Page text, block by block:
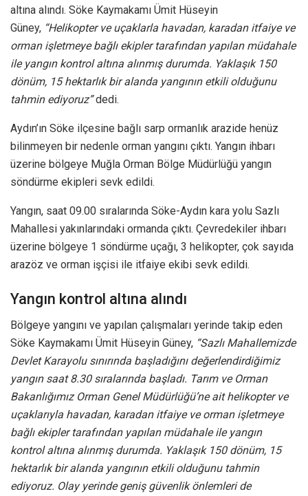
altına alındı. Söke Kaymakamı Ümit Hüseyin
Güney, “Helikopter ve uçaklarla havadan, karadan itfaiye ve
orman işletmeye bağlı ekipler tarafından yapılan müdahale
ile yangın kontrol altına alınmış durumda. Yaklaşık 150
dönüm, 15 hektarlık bir alanda yangının etkili olduğunu
tahmin ediyoruz”dedi.
Aydın’ın Söke ilçesine bağlı sarp ormanlık arazide henüz
bilinmeyen bir nedenle orman yangını çıktı. Yangın ihbarı
üzerine bölgeye Muğla Orman Bölge Müdürlüğü yangın
söndürme ekipleri sevk edildi.
Yangın, saat 09.00 sıralarında Söke-Aydın kara yolu Sazlı
Mahallesi yakınlarındaki ormanda çıktı. Çevredekiler ihbarı
üzerine bölgeye 1 söndürme uçağı, 3 helikopter, çok sayıda
arazöz ve orman işçisi ile itfaiye ekibi sevk edildi.
Yangın kontrol altına alındı
Bölgeye yangını ve yapılan çalışmaları yerinde takip eden
Söke Kaymakamı Ümit Hüseyin Güney, “Sazlı Mahallemizde
Devlet Karayolu sınırında başladığını değerlendirdiğimiz
yangın saat 8.30 sıralarında başladı. Tarım ve Orman
Bakanlığımız Orman Genel Müdürlüğü’ne ait helikopter ve
uçaklarıyla havadan, karadan itfaiye ve orman işletmeye
bağlı ekipler tarafından yapılan müdahale ile yangın
kontrol altına alınmış durumda. Yaklaşık 150 dönüm, 15
hektarlık bir alanda yangının etkili olduğunu tahmin
ediyoruz. Olay yerinde geniş güvenlik önlemleri de